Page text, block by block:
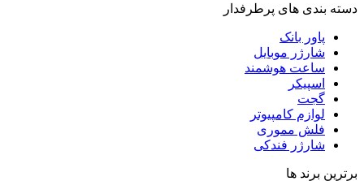
دسته بندی های پرطرفدار
پاور بانک
شارژر موبایل
ساعت هوشمند
اسپیکر
گجت
لوازم کامپیوتر
فلش مموری
شارژر فندکی
برترین برند ها